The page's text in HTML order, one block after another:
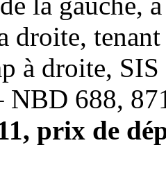
droite,
à droite,
NBD 688,
prix de